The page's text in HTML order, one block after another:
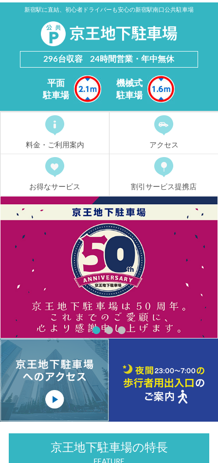
新宿駅に直結、初心者ドライバーも安心の新宿駅南口公共駐車場
296台収容 24時間営業・年中無休
平面
駐車場
機械式
駐車場
料金・ご利用案内 アクセス
お得なサービス 割引サービス提携店
京王地下駐車場の特長